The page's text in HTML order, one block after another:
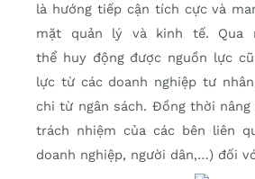
là hướng tiếp cận tích cực và
mặt quản lý và kinh tế. Qua
thể huy động được nguồn lực
lực từ các doanh nghiệp tư
chi từ ngân sách. Đồng thời
trách nhiệm của các bên liên
doanh nghiệp, người dân,…) đối